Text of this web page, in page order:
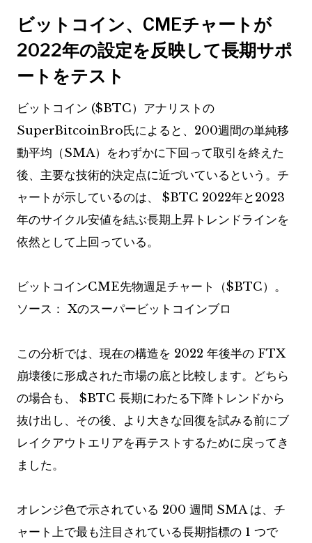
ビットコイン、CMEチャートが
2022年の設定を反映して長期サポ
ートをテスト
ビットコイン ($BTC）アナリストの
SuperBitcoinBro氏によると、200週間の単純移
動平均（SMA）をわずかに下回って取引を終えた
後、主要な技術的決定点に近づいているという。チ
ャートが示しているのは、 $BTC 2022年と2023
年のサイクル安値を結ぶ長期上昇トレンドラインを
依然として上回っている。
ビットコインCME先物週足チャート（$BTC）。
ソース： Xのスーパービットコインブロ
この分析では、現在の構造を 2022 年後半の FTX
崩壊後に形成された市場の底と比較します。どちら
の場合も、 $BTC 長期にわたる下降トレンドから
抜け出し、その後、より大きな回復を試みる前にブ
レイクアウトエリアを再テストするために戻ってき
ました。
オレンジ色で示されている 200 週間 SMA は、チ
ャート上で最も注目されている長期指標の 1 つで